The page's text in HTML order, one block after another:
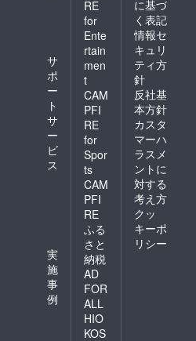
サ
ポ
ー
ト
サ
ー
ビ
ス
実
施
事
例
RE
for
Ente
rtain
men
t
CAM
PFI
RE
for
Spor
ts
CAM
PFI
RE
ふる
さと
納税
AD
FOR
ALL
HIO
KOS
に基づ
く表記
情報セ
キュリ
ティ方
針
反社基
本方針
カスタ
マーハ
ラスメ
ントに
対する
考え方
クッ
キーポ
リシー